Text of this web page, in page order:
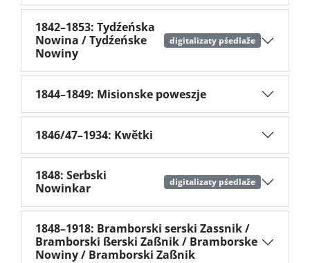
1842–1853: Tydźeńska
Nowina / Tydźeńske
Nowiny
digitalizaty pśedlaže
1844–1849: Misionske poweszje
1846/47–1934: Kwětki
1848: Serbski
Nowinkar
digitalizaty pśedlaže
1848–1918: Bramborski serski Zassnik /
Bramborski ßerski Zaßnik / Bramborske
Nowiny / Bramborski Zaßnik